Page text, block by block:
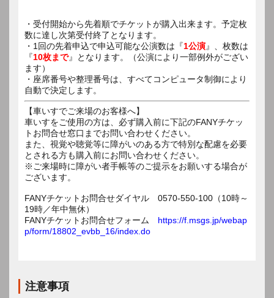
・受付開始から先着順でチケットが購入出来ます。予定枚
数に達し次第受付終了となります。
・1回の先着申込で申込可能な公演数は『1公演』、枚数は
『10枚まで』となります。（公演により一部例外がござい
ます）
・座席番号や整理番号は、すべてコンピュータ制御により
自動で決定します。
【車いすでご来場のお客様へ】
車いすをご使用の方は、必ず購入前に下記のFANYチケッ
トお問合せ窓口までお問い合わせください。
また、視覚や聴覚等に障がいのある方で特別な配慮を必要
とされる方も購入前にお問い合わせください。
※ご来場時に障がい者手帳等のご提示をお願いする場合が
ございます。
FANYチケットお問合せダイヤル 0570-550-100（10時～
19時／年中無休）
FANYチケットお問合せフォーム https://f.msgs.jp/webap
p/form/18802_evbb_16/index.do
注意事項